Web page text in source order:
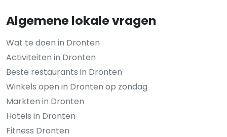
Algemene lokale vragen
Wat te doen in Dronten
Activiteiten in Dronten
Beste restaurants in Dronten
Winkels open in Dronten op zondag
Markten in Dronten
Hotels in Dronten
Fitness Dronten